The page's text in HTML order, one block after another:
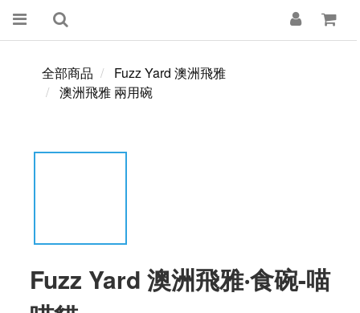
全部商品
Fuzz Yard 澳洲飛雅
澳洲飛雅 兩用碗
Fuzz Yard 澳洲飛雅‧食碗-喵